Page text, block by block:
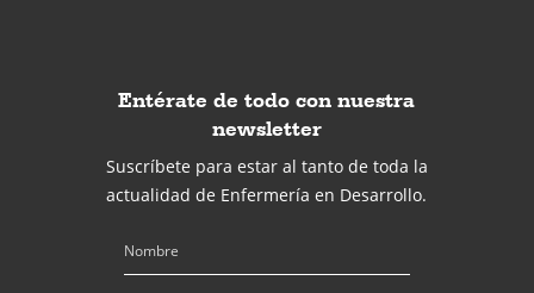
Entérate de todo con nuestra
newsletter
Suscríbete para estar al tanto de toda la
actualidad de Enfermería en Desarrollo.